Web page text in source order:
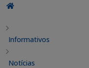
Informativos
Notícias